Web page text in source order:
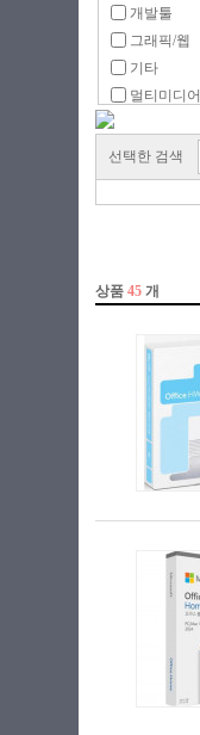
개발툴
그래픽/웹
기타
멀티미디어
백업/복구
서체팩
운영체제
회계/경영
선택한 검색